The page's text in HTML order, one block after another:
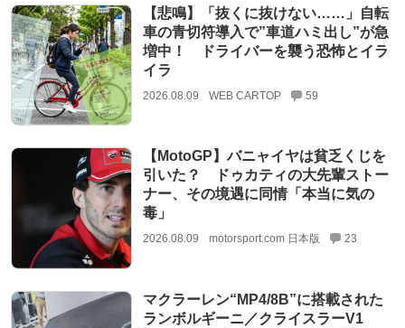
【悲鳴】「抜くに抜けない……」自転
車の青切符導入で”車道ハミ出し”が急
増中！ ドライバーを襲う恐怖とイラ
イラ
2026.08.09 WEB CARTOP 59
【MotoGP】バニャイヤは貧乏くじを
引いた？ ドゥカティの大先輩ストー
ナー、その境遇に同情「本当に気の
毒」
2026.08.09 motorsport.com 日本版 23
マクラーレン“MP4/8B”に搭載された
ランボルギーニ／クライスラーV1